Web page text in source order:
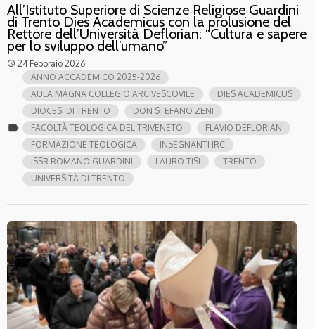
All’Istituto Superiore di Scienze Religiose Guardini
di Trento Dies Academicus con la prolusione del
Rettore dell’Università Deflorian: “Cultura e sapere
per lo sviluppo dell’umano”
access_time 24 Febbraio 2026
label
ANNO ACCADEMICO 2025-2026
AULA MAGNA COLLEGIO ARCIVESCOVILE
DIES ACADEMICUS
DIOCESI DI TRENTO
DON STEFANO ZENI
FACOLTÀ TEOLOGICA DEL TRIVENETO
FLAVIO DEFLORIAN
FORMAZIONE TEOLOGICA
INSEGNANTI IRC
ISSR ROMANO GUARDINI
LAURO TISI
TRENTO
UNIVERSITÀ DI TRENTO